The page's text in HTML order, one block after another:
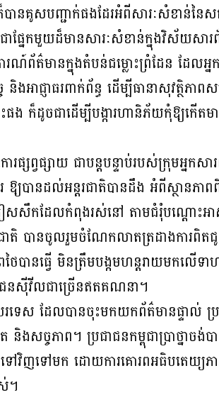
បានគូសបញ្ជាក់ផងដែរអំពីសារៈសំខាន់ន
ផ្នែកមួយដ៏មានសារៈសំខាន់ក្នុងវិស័យសា
មានក្នុងតំបន់ជម្លោះព្រំដែន ដែលអ្នក
ញាធរពាក់ព័ន្ធ ដើម្បីធានាសុវត្ថិភាពស
ដូចជាដើម្បីបង្ការហានិភ័យកុំឱ្យកើតមា
រផ្សព្វផ្សាយ ជាបន្តបន្ទាប់របស់ក្រុមអ្នក
បានដល់អន្តរជាតិបានដឹង អំពីស្ថានភាព
សឹកដែលកំពុងរស់នៅ តាមជំរុំបណ្តោះអា
ជាតិ បានចូលរួមចំណែកលាតត្រដាងកា
ានធ្វើ មិនត្រឹមបង្កមហន្តរាយមកលើទា
ជនស៊ីវីលជាច្រើនឥតគណនា។
ទេស ដែលបានចុះមកយកព័ត៌មានផ្ទាល់ ប្រ
ច្ចភាព។ ប្រជាជនកម្ពុជាប្រាថ្នាចង់
ទៅវិញទៅមក ដោយការគោរពអធិបតេយ្
។